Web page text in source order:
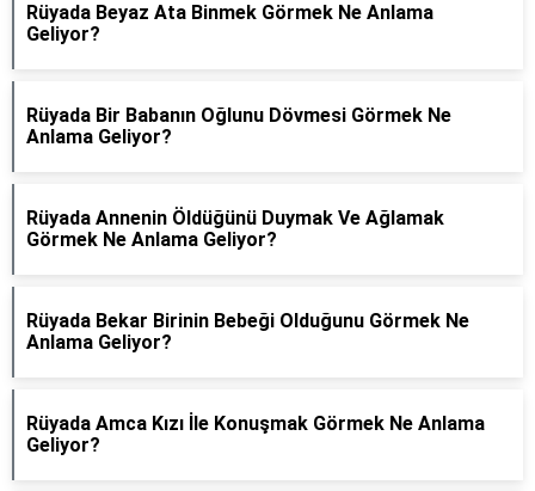
Rüyada Beyaz Ata Binmek Görmek Ne Anlama
Geliyor?
Rüyada Bir Babanın Oğlunu Dövmesi Görmek Ne
Anlama Geliyor?
Rüyada Annenin Öldüğünü Duymak Ve Ağlamak
Görmek Ne Anlama Geliyor?
Rüyada Bekar Birinin Bebeği Olduğunu Görmek Ne
Anlama Geliyor?
Rüyada Amca Kızı İle Konuşmak Görmek Ne Anlama
Geliyor?